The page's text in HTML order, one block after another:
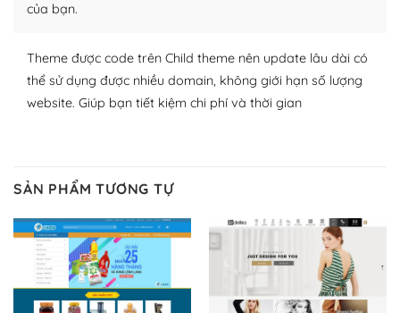
– Dễ sử dụng
Và bạn có toàn quyền tự do khi quyết định nơi lưu trữ
trang web WordPress của bạn.
Dễ dàng lựa chọn Hosting cho website WordPress
– Bảo mật cực tốt
của bạn.
Theme được code trên Child theme nên update lâu dài có
thể sử dụng được nhiều domain, không giới hạn số lượng
website. Giúp bạn tiết kiệm chi phí và thời gian
SẢN PHẨM TƯƠNG TỰ